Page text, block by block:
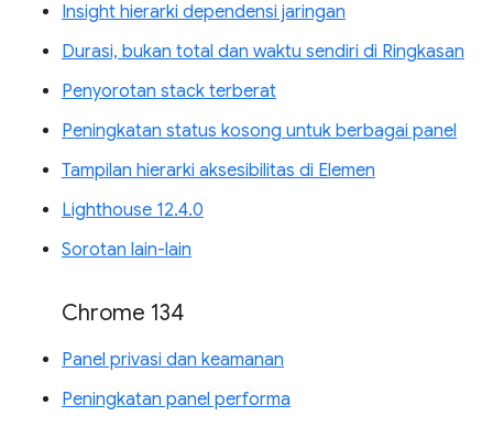
Insight hierarki dependensi jaringan
Durasi, bukan total dan waktu sendiri di Ringkasan
Penyorotan stack terberat
Peningkatan status kosong untuk berbagai panel
Tampilan hierarki aksesibilitas di Elemen
Lighthouse 12.4.0
Sorotan lain-lain
Chrome 134
Panel privasi dan keamanan
Peningkatan panel performa